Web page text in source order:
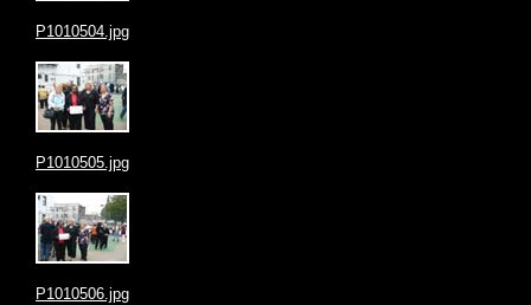
P1010504.jpg
P1010505.jpg
P1010506.jpg